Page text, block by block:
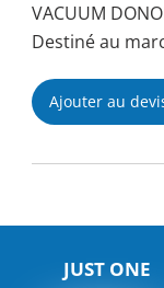
VACUUM
Destiné au
Ajouter au
JUST ONE